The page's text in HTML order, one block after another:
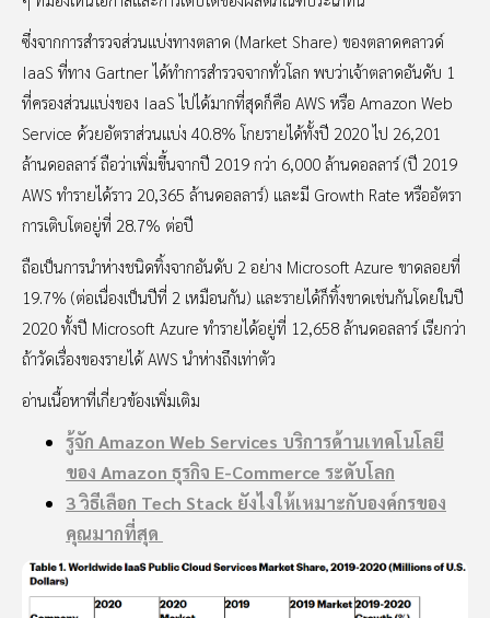
ซึ่งจากการสำรวจส่วนแบ่งทางตลาด (Market Share) ของตลาดคลาวด์
IaaS ที่ทาง Gartner ได้ทำการสำรวจจากทั่วโลก พบว่าเจ้าตลาดอันดับ 1
ที่ครองส่วนแบ่งของ IaaS ไปได้มากที่สุดก็คือ AWS หรือ Amazon Web
Service ด้วยอัตราส่วนแบ่ง 40.8% โกยรายได้ทั้งปี 2020 ไป 26,201
ล้านดอลลาร์ ถือว่าเพิ่มขึ้นจากปี 2019 กว่า 6,000 ล้านดอลลาร์ (ปี 2019
AWS ทำรายได้ราว 20,365 ล้านดอลลาร์) และมี Growth Rate หรืออัตรา
การเติบโตอยู่ที่ 28.7% ต่อปี
ถือเป็นการนำห่างชนิดทิ้งจากอันดับ 2 อย่าง Microsoft Azure ขาดลอยที่
19.7% (ต่อเนื่องเป็นปีที่ 2 เหมือนกัน) และรายได้ก็ทิ้งขาดเช่นกันโดยในปี
2020 ทั้งปี Microsoft Azure ทำรายได้อยู่ที่ 12,658 ล้านดอลลาร์ เรียกว่า
ถ้าวัดเรื่องของรายได้ AWS นำห่างถึงเท่าตัว
อ่านเนื้อหาที่เกี่ยวข้องเพิ่มเติม
รู้จัก Amazon Web Services บริการด้านเทคโนโลยี
ของ Amazon ธุรกิจ E-Commerce ระดับโลก
3 วิธีเลือก Tech Stack ยังไงให้เหมาะกับองค์กรของ
คุณมากที่สุด